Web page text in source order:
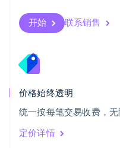
开始 联系销售
价格始终透明
统一按每笔交易收费，
定价详情
斯洛伐克
English
English
泰国
ไทย
希腊
English
西班牙
Español
新加坡